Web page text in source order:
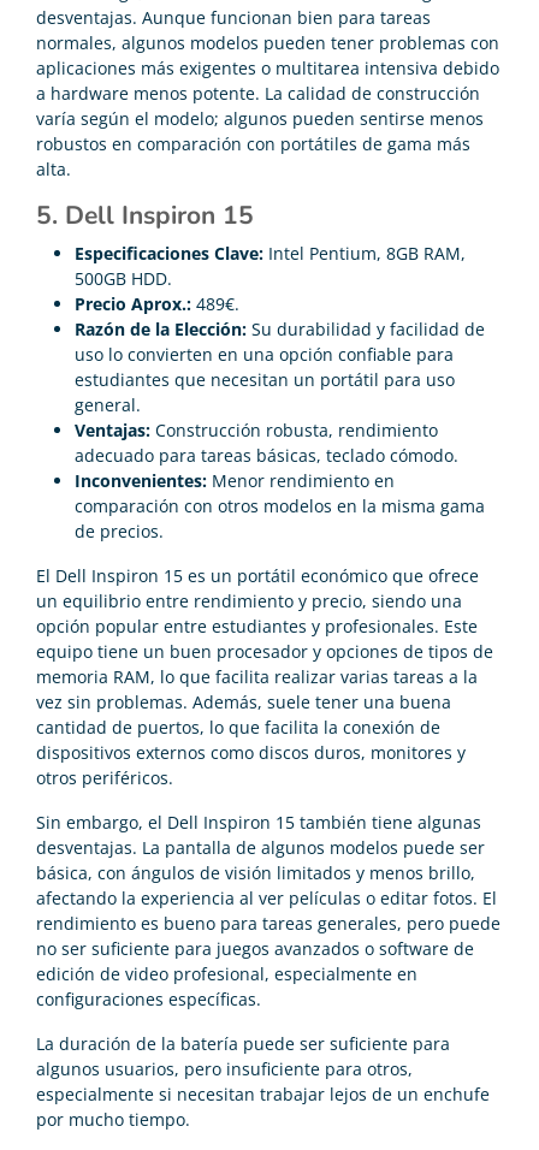
desventajas. Aunque funcionan bien para tareas
normales, algunos modelos pueden tener problemas con
aplicaciones más exigentes o multitarea intensiva debido
a hardware menos potente. La calidad de construcción
varía según el modelo; algunos pueden sentirse menos
robustos en comparación con portátiles de gama más
alta.
5. Dell Inspiron 15
Especificaciones Clave: Intel Pentium, 8GB RAM,
500GB HDD.
Precio Aprox.: 489€.
Razón de la Elección: Su durabilidad y facilidad de
uso lo convierten en una opción confiable para
estudiantes que necesitan un portátil para uso
general.
Ventajas: Construcción robusta, rendimiento
adecuado para tareas básicas, teclado cómodo.
Inconvenientes: Menor rendimiento en
comparación con otros modelos en la misma gama
de precios.
El Dell Inspiron 15 es un portátil económico que ofrece
un equilibrio entre rendimiento y precio, siendo una
opción popular entre estudiantes y profesionales. Este
equipo tiene un buen procesador y opciones de tipos de
memoria RAM, lo que facilita realizar varias tareas a la
vez sin problemas. Además, suele tener una buena
cantidad de puertos, lo que facilita la conexión de
dispositivos externos como discos duros, monitores y
otros periféricos.
Sin embargo, el Dell Inspiron 15 también tiene algunas
desventajas. La pantalla de algunos modelos puede ser
básica, con ángulos de visión limitados y menos brillo,
afectando la experiencia al ver películas o editar fotos. El
rendimiento es bueno para tareas generales, pero puede
no ser suficiente para juegos avanzados o software de
edición de video profesional, especialmente en
configuraciones específicas.
La duración de la batería puede ser suficiente para
algunos usuarios, pero insuficiente para otros,
especialmente si necesitan trabajar lejos de un enchufe
por mucho tiempo.